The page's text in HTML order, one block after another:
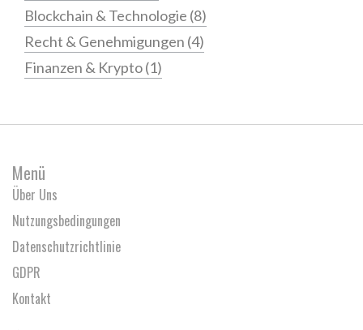
Blockchain & Technologie (8)
Recht & Genehmigungen (4)
Finanzen & Krypto(1)
Menü
Über Uns
Nutzungsbedingungen
Datenschutzrichtlinie
GDPR
Kontakt